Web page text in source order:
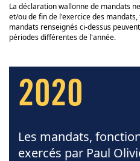
La déclaration wallonne de mandats
et/ou de fin de l'exercice des
mandats renseignés ci-dessus
périodes différentes de l'année.
2020
Les mandats,
exercés par Paul